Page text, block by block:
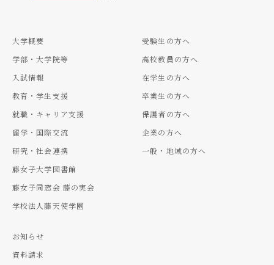
大学概要
学部・大学院等
入試情報
教育・学生支援
就職・キャリア支援
留学・国際交流
研究・社会連携
藤女子大学図書館
藤女子同窓会 藤の実会
学校法人藤天使学園
受験生の方へ
高校教員の方へ
在学生の方へ
卒業生の方へ
保護者の方へ
企業の方へ
一般・地域の方へ
お知らせ
資料請求